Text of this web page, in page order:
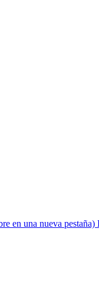
en una nueva pestaña)